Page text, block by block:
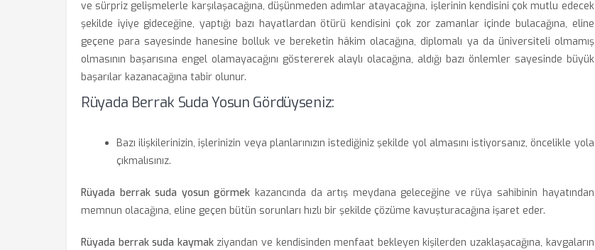
ve sürpriz gelişmelerle karşılaşacağına, düşünmeden adımlar atayacağına, işlerinin kendisini çok mutlu edecek
şekilde iyiye gideceğine, yaptığı bazı hayatlardan ötürü kendisini çok zor zamanlar içinde bulacağına, eline
geçene para sayesinde hanesine bolluk ve bereketin hâkim olacağına, diplomalı ya da üniversiteli olmamış
olmasının başarısına engel olamayacağını göstererek alaylı olacağına, aldığı bazı önlemler sayesinde büyük
başarılar kazanacağına tabir olunur.
Rüyada Berrak Suda Yosun Gördüyseniz:
Bazı ilişkilerinizin, işlerinizin veya planlarınızın istediğiniz şekilde yol almasını istiyorsanız, öncelikle yola
çıkmalısınız.
Rüyada berrak suda yosun görmek kazancında da artış meydana geleceğine ve rüya sahibinin hayatından
memnun olacağına, eline geçen bütün sorunları hızlı bir şekilde çözüme kavuşturacağına işaret eder.
Rüyada berrak suda kaymakziyandan ve kendisinden menfaat bekleyen kişilerden uzaklaşacağına, kavgaların